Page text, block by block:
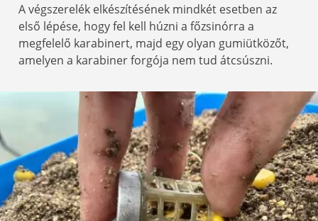
A végszerelék elkészítésének mindkét esetben az
első lépése, hogy fel kell húzni a főzsinórra a
megfelelő karabinert, majd egy olyan gumiütközőt,
amelyen a karabiner forgója nem tud átcsúszni.